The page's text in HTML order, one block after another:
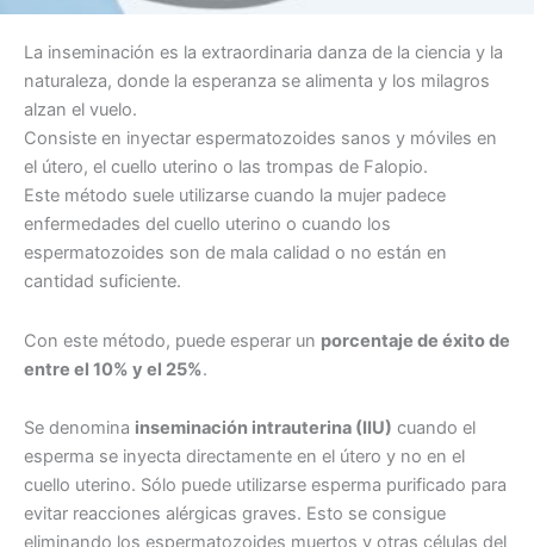
La inseminación es la extraordinaria danza de la ciencia y la
naturaleza, donde la esperanza se alimenta y los milagros
alzan el vuelo.
Consiste en inyectar espermatozoides sanos y móviles en
el útero, el cuello uterino o las trompas de Falopio.
Este método suele utilizarse cuando la mujer padece
enfermedades del cuello uterino o cuando los
espermatozoides son de mala calidad o no están en
cantidad suficiente.
Con este método, puede esperar un porcentaje de éxito de
entre el 10% y el 25%.
Se denomina inseminación intrauterina (IIU) cuando el
esperma se inyecta directamente en el útero y no en el
cuello uterino. Sólo puede utilizarse esperma purificado para
evitar reacciones alérgicas graves. Esto se consigue
eliminando los espermatozoides muertos y otras células del